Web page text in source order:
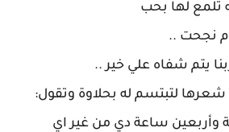
تلمع لها بحب
نجحت ..
يتم شفاه علي خير ..
شعرها لتبتسم له بحلاوة وتقول:
وأربعين ساعة دي من غير اي